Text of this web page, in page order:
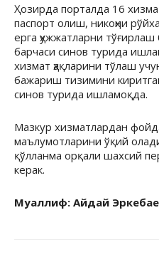
Ҳозирда порталда 16
паспорт олиш, никоҳни
ерга ҳужжатларни
барчаси синов турида
хизмат ҳақларини тўлаш
бажариш тизимини
синов турида ишламоқда.
Мазкур хизматлардан
маълумотларини ўқий
қўлланма орқали шахсий
керак.
Муаллиф: Айдай